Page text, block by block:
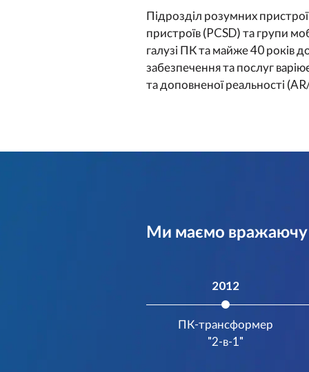
Підрозділ розумних
пристроїв (PCSD) та групи
галузі ПК та майже 40 років
забезпечення та послуг
та доповненої реальності
Ми маємо вражаючу
2012
ПК-трансформер
"2-в-1"